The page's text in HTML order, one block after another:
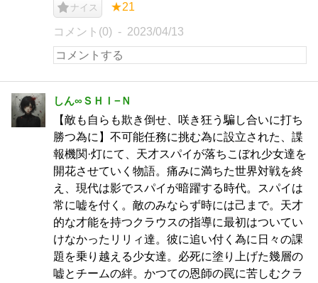
ナイス ★21
コメント(0) 2023/04/13
しん∞ＳＨＩ−Ｎ
【敵も自らも欺き倒せ、咲き狂う騙し合いに打ち
勝つ為に】不可能任務に挑む為に設立された、諜
報機関·灯にて、天才スパイが落ちこぼれ少女達を
開花させていく物語。痛みに満ちた世界対戦を終
え、現代は影でスパイが暗躍する時代。スパイは
常に嘘を付く。敵のみならず時には己まで。天才
的な才能を持つクラウスの指導に最初はついてい
けなかったリリィ達。彼に追い付く為に日々の課
題を乗り越える少女達。必死に塗り上げた幾層の
嘘とチームの絆。かつての恩師の罠に苦しむクラ